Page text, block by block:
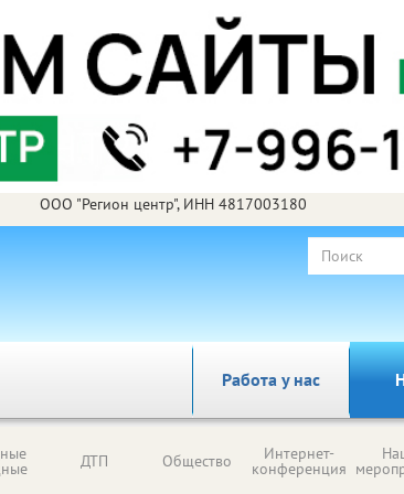
ООО "Регион центр", ИНН 4817003180
Работа у нас
ДТП Общество Интернет-
конференция